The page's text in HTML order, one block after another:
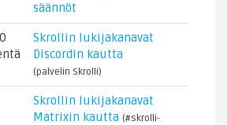
säännöt
Skrollin lukijakanavat
Discordin kautta
(palvelin Skrolli)
Skrollin lukijakanavat
Matrixin kautta (#skrolli-